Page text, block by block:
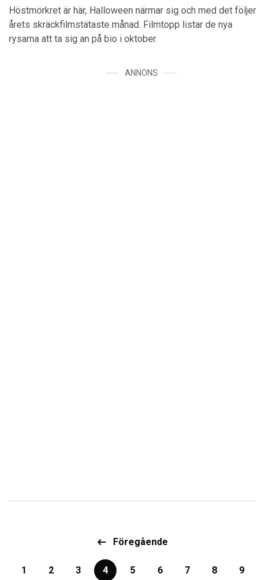
Höstmörkret är här, Halloween närmar sig och med det följer
årets skräckfilmstätaste månad. Filmtopp listar de nya
rysarna att ta sig an på bio i oktober.
ANNONS
Föregående
1 2 3 4 5 6 7 8 9